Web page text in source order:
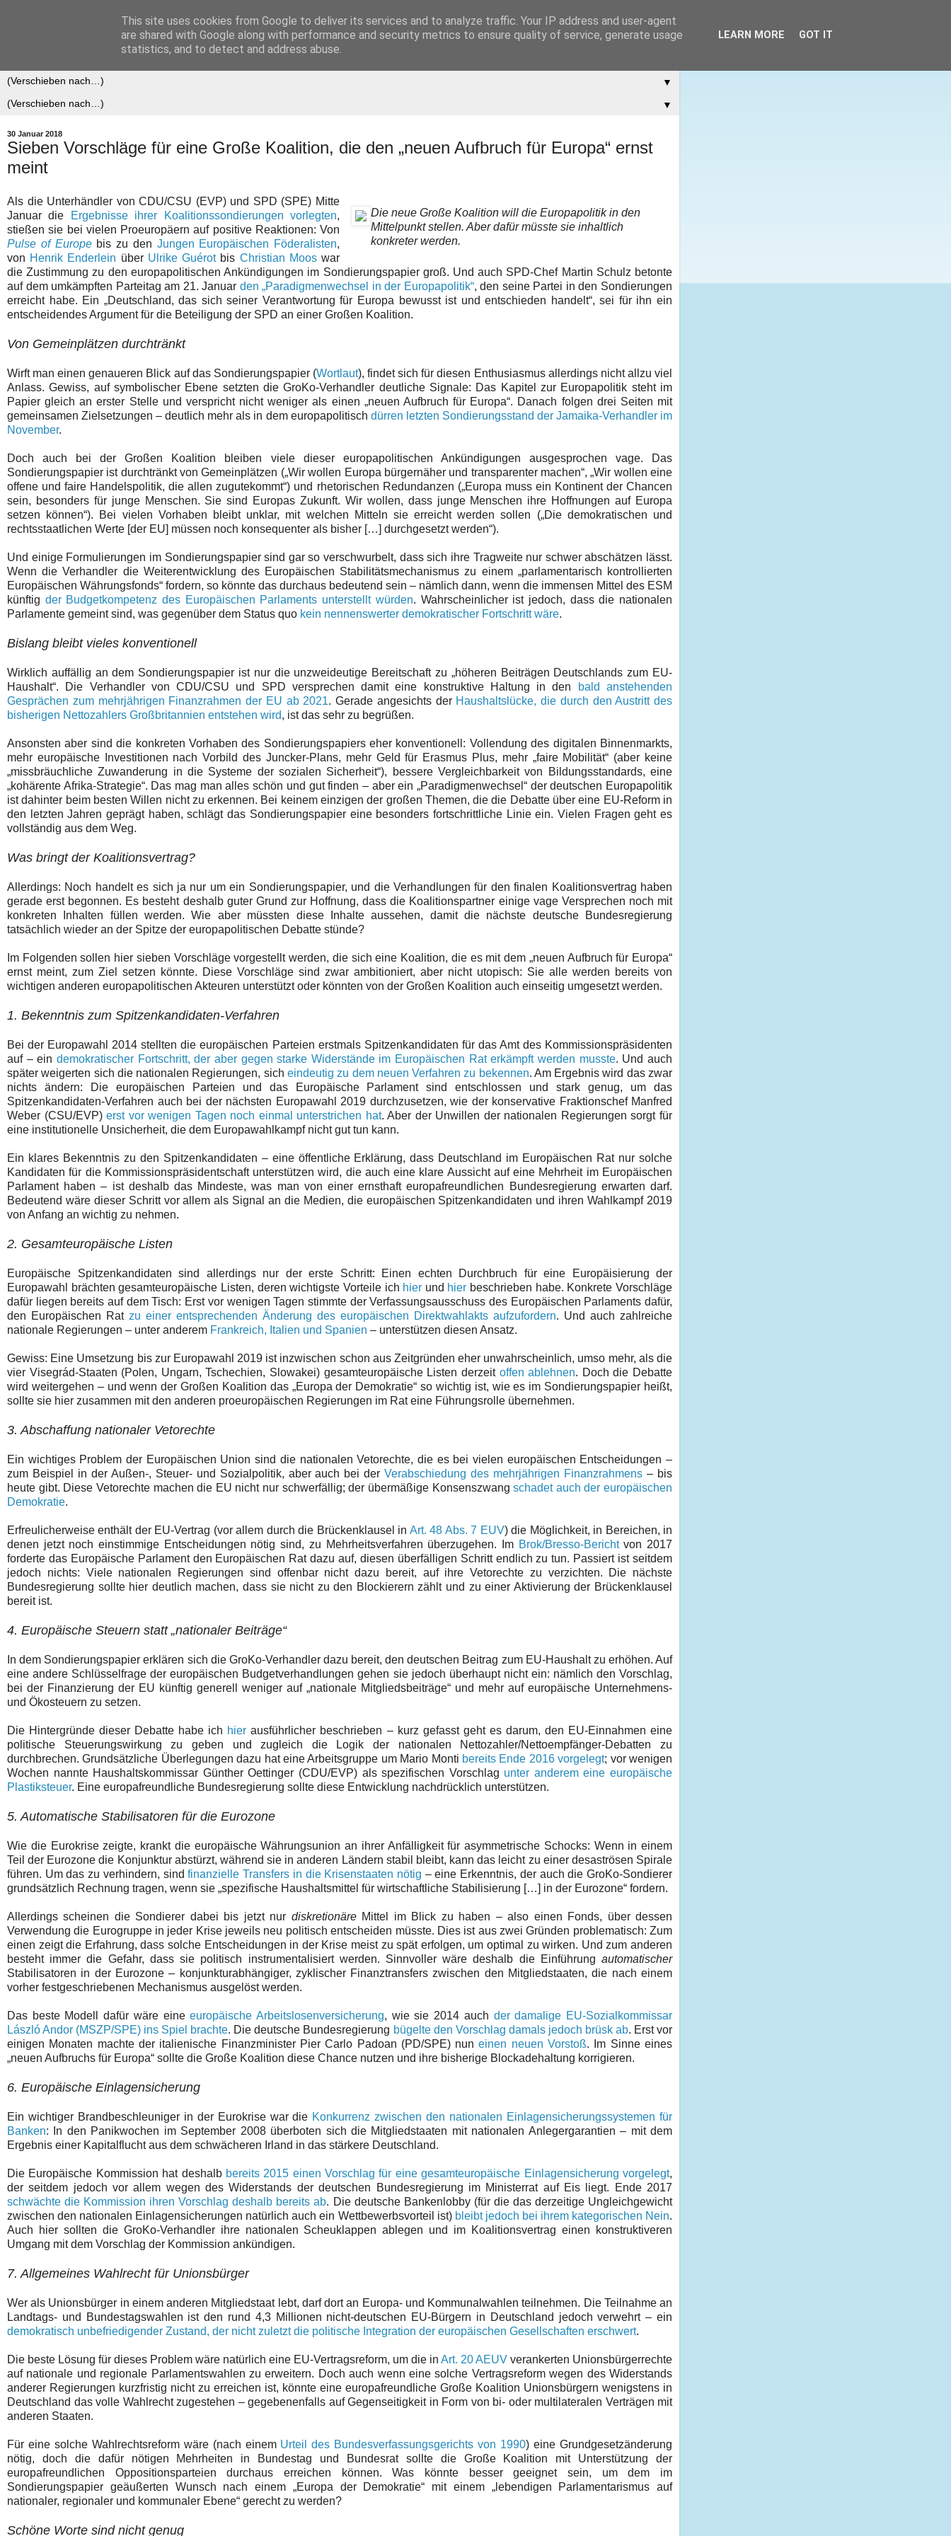
Der (europäische) Föderalist
▼
▼
30 Januar 2018
Sieben Vorschläge für eine Große Koalition, die den „neuen Aufbruch für Europa“ ernst
meint
Die neue Große Koalition will die Europapolitik in den
Mittelpunkt stellen. Aber dafür müsste sie inhaltlich
konkreter werden.
Als die Unterhändler von CDU/CSU (EVP) und SPD (SPE) Mitte
Januar die
Ergebnisse ihrer Koalitionssondierungen vorlegten,
stießen sie bei vielen Proeuropäern auf positive Reaktionen: Von
Pulse of Europe bis zu den Jungen Europäischen Föderalisten,
von Henrik Enderlein über Ulrike Guérotbis Christian Mooswar
die Zustimmung zu den europapolitischen Ankündigungen im Sondierungspapier groß. Und auch SPD-Chef Martin Schulz betonte
auf dem umkämpften Parteitag am 21. Januar den „Paradigmenwechsel in der Europapolitik“, den seine Partei in den Sondierungen
erreicht habe. Ein „Deutschland, das sich seiner Verantwortung für Europa bewusst ist und entschieden handelt“, sei für ihn ein
entscheidendes Argument für die Beteiligung der SPD an einer Großen Koalition.
Von Gemeinplätzen durchtränkt
Wirft man einen genaueren Blick auf das Sondierungspapier (Wortlaut), findet sich für diesen Enthusiasmus allerdings nicht allzu viel
Anlass. Gewiss, auf symbolischer Ebene setzten die GroKo-Verhandler deutliche Signale: Das Kapitel zur Europapolitik steht im
Papier gleich an erster Stelle und verspricht nicht weniger als einen „neuen Aufbruch für Europa“. Danach folgen drei Seiten mit
gemeinsamen Zielsetzungen – deutlich mehr als in dem europapolitisch dürren letzten Sondierungsstand der Jamaika-Verhandler im
November.
Doch auch bei der Großen Koalition bleiben viele dieser europapolitischen Ankündigungen ausgesprochen vage. Das
Sondierungspapier ist durchtränkt von Gemeinplätzen („Wir wollen Europa bürgernäher und transparenter machen“, „Wir wollen eine
offene und faire Handelspolitik, die allen zugutekommt“) und rhetorischen Redundanzen („Europa muss ein Kontinent der Chancen
sein, besonders für junge Menschen. Sie sind Europas Zukunft. Wir wollen, dass junge Menschen ihre Hoffnungen auf Europa
setzen können“). Bei vielen Vorhaben bleibt unklar, mit welchen Mitteln sie erreicht werden sollen („Die demokratischen und
rechtsstaatlichen Werte [der EU] müssen noch konsequenter als bisher […] durchgesetzt werden“).
Und einige Formulierungen im Sondierungspapier sind gar so verschwurbelt, dass sich ihre Tragweite nur schwer abschätzen lässt.
Wenn die Verhandler die Weiterentwicklung des Europäischen Stabilitätsmechanismus zu einem „parlamentarisch kontrollierten
Europäischen Währungsfonds“ fordern, so könnte das durchaus bedeutend sein – nämlich dann, wenn die immensen Mittel des ESM
künftig der Budgetkompetenz des Europäischen Parlaments unterstellt würden. Wahrscheinlicher ist jedoch, dass die nationalen
Parlamente gemeint sind, was gegenüber dem Status quo kein nennenswerter demokratischer Fortschritt wäre.
Bislang bleibt vieles konventionell
Wirklich auffällig an dem Sondierungspapier ist nur die unzweideutige Bereitschaft zu „höheren Beiträgen Deutschlands zum EU-
Haushalt“. Die Verhandler von CDU/CSU und SPD versprechen damit eine konstruktive Haltung in den
bald anstehenden
Gesprächen zum mehrjährigen Finanzrahmen der EU ab 2021. Gerade angesichts der Haushaltslücke, die durch den Austritt des
bisherigen Nettozahlers Großbritannien entstehen wird, ist das sehr zu begrüßen.
Ansonsten aber sind die konkreten Vorhaben des Sondierungspapiers eher konventionell: Vollendung des digitalen Binnenmarkts,
mehr europäische Investitionen nach Vorbild des Juncker-Plans, mehr Geld für Erasmus Plus, mehr „faire Mobilität“ (aber keine
„missbräuchliche Zuwanderung in die Systeme der sozialen Sicherheit“), bessere Vergleichbarkeit von Bildungsstandards, eine
„kohärente Afrika-Strategie“. Das mag man alles schön und gut finden – aber ein „Paradigmenwechsel“ der deutschen Europapolitik
ist dahinter beim besten Willen nicht zu erkennen. Bei keinem einzigen der großen Themen, die die Debatte über eine EU-Reform in
den letzten Jahren geprägt haben, schlägt das Sondierungspapier eine besonders fortschrittliche Linie ein. Vielen Fragen geht es
vollständig aus dem Weg.
Was bringt der Koalitionsvertrag?
Allerdings: Noch handelt es sich ja nur um ein Sondierungspapier, und die Verhandlungen für den finalen Koalitionsvertrag haben
gerade erst begonnen. Es besteht deshalb guter Grund zur Hoffnung, dass die Koalitionspartner einige vage Versprechen noch mit
konkreten Inhalten füllen werden. Wie aber müssten diese Inhalte aussehen, damit die nächste deutsche Bundesregierung
tatsächlich wieder an der Spitze der europapolitischen Debatte stünde?
Im Folgenden sollen hier sieben Vorschläge vorgestellt werden, die sich eine Koalition, die es mit dem „neuen Aufbruch für Europa“
ernst meint, zum Ziel setzen könnte. Diese Vorschläge sind zwar ambitioniert, aber nicht utopisch: Sie alle werden bereits von
wichtigen anderen europapolitischen Akteuren unterstützt oder könnten von der Großen Koalition auch einseitig umgesetzt werden.
1. Bekenntnis zum Spitzenkandidaten-Verfahren
Bei der Europawahl 2014 stellten die europäischen Parteien erstmals Spitzenkandidaten für das Amt des Kommissionspräsidenten
auf – ein demokratischer Fortschritt, der aber gegen starke Widerstände im Europäischen Rat erkämpft werden musste. Und auch
später weigerten sich die nationalen Regierungen, sich eindeutig zu dem neuen Verfahren zu bekennen. Am Ergebnis wird das zwar
nichts ändern: Die europäischen Parteien und das Europäische Parlament sind entschlossen und stark genug, um das
Spitzenkandidaten-Verfahren auch bei der nächsten Europawahl 2019 durchzusetzen, wie der konservative Fraktionschef Manfred
Weber (CSU/EVP)erst vor wenigen Tagen noch einmal unterstrichen hat. Aber der Unwillen der nationalen Regierungen sorgt für
eine institutionelle Unsicherheit, die dem Europawahlkampf nicht gut tun kann.
Ein klares Bekenntnis zu den Spitzenkandidaten – eine öffentliche Erklärung, dass Deutschland im Europäischen Rat nur solche
Kandidaten für die Kommissionspräsidentschaft unterstützen wird, die auch eine klare Aussicht auf eine Mehrheit im Europäischen
Parlament haben – ist deshalb das Mindeste, was man von einer ernsthaft europafreundlichen Bundesregierung erwarten darf.
Bedeutend wäre dieser Schritt vor allem als Signal an die Medien, die europäischen Spitzenkandidaten und ihren Wahlkampf 2019
von Anfang an wichtig zu nehmen.
2. Gesamteuropäische Listen
Europäische Spitzenkandidaten sind allerdings nur der erste Schritt: Einen echten Durchbruch für eine Europäisierung der
Europawahl brächten gesamteuropäische Listen, deren wichtigste Vorteile ich hier und hier beschrieben habe. Konkrete Vorschläge
dafür liegen bereits auf dem Tisch: Erst vor wenigen Tagen stimmte der Verfassungsausschuss des Europäischen Parlaments dafür,
den Europäischen Rat zu einer entsprechenden Änderung des europäischen Direktwahlakts aufzufordern. Und auch zahlreiche
nationale Regierungen – unter anderem Frankreich, Italien und Spanien – unterstützen diesen Ansatz.
Gewiss: Eine Umsetzung bis zur Europawahl 2019 ist inzwischen schon aus Zeitgründen eher unwahrscheinlich, umso mehr, als die
vier Visegrád-Staaten (Polen, Ungarn, Tschechien, Slowakei) gesamteuropäische Listen derzeit offen ablehnen. Doch die Debatte
wird weitergehen – und wenn der Großen Koalition das „Europa der Demokratie“ so wichtig ist, wie es im Sondierungspapier heißt,
sollte sie hier zusammen mit den anderen proeuropäischen Regierungen im Rat eine Führungsrolle übernehmen.
3. Abschaffung nationaler Vetorechte
Ein wichtiges Problem der Europäischen Union sind die nationalen Vetorechte, die es bei vielen europäischen Entscheidungen –
zum Beispiel in der Außen-, Steuer- und Sozialpolitik, aber auch bei derVerabschiedung des mehrjährigen Finanzrahmens – bis
heute gibt. Diese Vetorechte machen die EU nicht nur schwerfällig; der übermäßige Konsenszwangschadet auch der europäischen
Demokratie.
Erfreulicherweise enthält der EU-Vertrag (vor allem durch die Brückenklausel in Art. 48 Abs. 7 EUV) die Möglichkeit, in Bereichen, in
denen jetzt noch einstimmige Entscheidungen nötig sind, zu Mehrheitsverfahren überzugehen. Im Brok/Bresso-Berichtvon 2017
forderte das Europäische Parlament den Europäischen Rat dazu auf, diesen überfälligen Schritt endlich zu tun. Passiert ist seitdem
jedoch nichts: Viele nationalen Regierungen sind offenbar nicht dazu bereit, auf ihre Vetorechte zu verzichten. Die nächste
Bundesregierung sollte hier deutlich machen, dass sie nicht zu den Blockierern zählt und zu einer Aktivierung der Brückenklausel
bereit ist.
4. Europäische Steuern statt „nationaler Beiträge“
In dem Sondierungspapier erklären sich die GroKo-Verhandler dazu bereit, den deutschen Beitrag zum EU-Haushalt zu erhöhen. Auf
eine andere Schlüsselfrage der europäischen Budgetverhandlungen gehen sie jedoch überhaupt nicht ein: nämlich den Vorschlag,
bei der Finanzierung der EU künftig generell weniger auf „nationale Mitgliedsbeiträge“ und mehr auf europäische Unternehmens-
und Ökosteuern zu setzen.
Die Hintergründe dieser Debatte habe ich hier ausführlicher beschrieben – kurz gefasst geht es darum, den EU-Einnahmen eine
politische Steuerungswirkung zu geben und zugleich die Logik der nationalen Nettozahler/Nettoempfänger-Debatten zu
durchbrechen. Grundsätzliche Überlegungen dazu hat eine Arbeitsgruppe um Mario Monti bereits Ende 2016 vorgelegt; vor wenigen
Wochen nannte Haushaltskommissar Günther Oettinger (CDU/EVP) als spezifischen Vorschlag unter anderem eine europäische
Plastiksteuer. Eine europafreundliche Bundesregierung sollte diese Entwicklung nachdrücklich unterstützen.
5. Automatische Stabilisatoren für die Eurozone
Wie die Eurokrise zeigte, krankt die europäische Währungsunion an ihrer Anfälligkeit für asymmetrische Schocks: Wenn in einem
Teil der Eurozone die Konjunktur abstürzt, während sie in anderen Ländern stabil bleibt, kann das leicht zu einer desaströsen Spirale
führen. Um das zu verhindern, sindfinanzielle Transfers in die Krisenstaaten nötig – eine Erkenntnis, der auch die GroKo-Sondierer
grundsätzlich Rechnung tragen, wenn sie „spezifische Haushaltsmittel für wirtschaftliche Stabilisierung […] in der Eurozone“ fordern.
Allerdings scheinen die Sondierer dabei bis jetzt nur diskretionäre Mittel im Blick zu haben – also einen Fonds, über dessen
Verwendung die Eurogruppe in jeder Krise jeweils neu politisch entscheiden müsste. Dies ist aus zwei Gründen problematisch: Zum
einen zeigt die Erfahrung, dass solche Entscheidungen in der Krise meist zu spät erfolgen, um optimal zu wirken. Und zum anderen
besteht immer die Gefahr, dass sie politisch instrumentalisiert werden. Sinnvoller wäre deshalb die Einführung automatischer
Stabilisatoren in der Eurozone – konjunkturabhängiger, zyklischer Finanztransfers zwischen den Mitgliedstaaten, die nach einem
vorher festgeschriebenen Mechanismus ausgelöst werden.
Das beste Modell dafür wäre eineeuropäische Arbeitslosenversicherung, wie sie 2014 auch der damalige EU-Sozialkommissar
László Andor (MSZP/SPE) ins Spiel brachte. Die deutsche Bundesregierung bügelte den Vorschlag damals jedoch brüsk ab. Erst vor
einigen Monaten machte der italienische Finanzminister Pier Carlo Padoan (PD/SPE) nuneinen neuen Vorstoß. Im Sinne eines
„neuen Aufbruchs für Europa“ sollte die Große Koalition diese Chance nutzen und ihre bisherige Blockadehaltung korrigieren.
6. Europäische Einlagensicherung
Ein wichtiger Brandbeschleuniger in der Eurokrise war die Konkurrenz zwischen den nationalen Einlagensicherungssystemen für
Banken: In den Panikwochen im September 2008 überboten sich die Mitgliedstaaten mit nationalen Anlegergarantien – mit dem
Ergebnis einer Kapitalflucht aus dem schwächeren Irland in das stärkere Deutschland.
Die Europäische Kommission hat deshalb bereits 2015 einen Vorschlag für eine gesamteuropäische Einlagensicherung vorgelegt,
der seitdem jedoch vor allem wegen des Widerstands der deutschen Bundesregierung im Ministerrat auf Eis liegt. Ende 2017
schwächte die Kommission ihren Vorschlag deshalb bereits ab. Die deutsche Bankenlobby (für die das derzeitige Ungleichgewicht
zwischen den nationalen Einlagensicherungen natürlich auch ein Wettbewerbsvorteil ist) bleibt jedoch bei ihrem kategorischen Nein.
Auch hier sollten die GroKo-Verhandler ihre nationalen Scheuklappen ablegen und im Koalitionsvertrag einen konstruktiveren
Umgang mit dem Vorschlag der Kommission ankündigen.
7. Allgemeines Wahlrecht für Unionsbürger
Wer als Unionsbürger in einem anderen Mitgliedstaat lebt, darf dort an Europa- und Kommunalwahlen teilnehmen. Die Teilnahme an
Landtags- und Bundestagswahlen ist den rund 4,3 Millionen nicht-deutschen EU-Bürgern in Deutschland jedoch verwehrt – ein
demokratisch unbefriedigender Zustand, der nicht zuletzt die politische Integration der europäischen Gesellschaften erschwert.
Die beste Lösung für dieses Problem wäre natürlich eine EU-Vertragsreform, um die in Art. 20 AEUV verankerten Unionsbürgerrechte
auf nationale und regionale Parlamentswahlen zu erweitern. Doch auch wenn eine solche Vertragsreform wegen des Widerstands
anderer Regierungen kurzfristig nicht zu erreichen ist, könnte eine europafreundliche Große Koalition Unionsbürgern wenigstens in
Deutschland das volle Wahlrecht zugestehen – gegebenenfalls auf Gegenseitigkeit in Form von bi- oder multilateralen Verträgen mit
anderen Staaten.
Für eine solche Wahlrechtsreform wäre (nach einem Urteil des Bundesverfassungsgerichts von 1990) eine Grundgesetzänderung
nötig, doch die dafür nötigen Mehrheiten in Bundestag und Bundesrat sollte die Große Koalition mit Unterstützung der
europafreundlichen Oppositionsparteien durchaus erreichen können. Was könnte besser geeignet sein, um dem im
Sondierungspapier geäußerten Wunsch nach einem „Europa der Demokratie“ mit einem „lebendigen Parlamentarismus auf
nationaler, regionaler und kommunaler Ebene“ gerecht zu werden?
Schöne Worte sind nicht genug
This site uses cookies from Google to deliver its services and to analyze traffic. Your IP address and user-agent
are shared with Google along with performance and security metrics to ensure quality of service, generate usage
statistics, and to detect and address abuse.
LEARN MORE GOT IT